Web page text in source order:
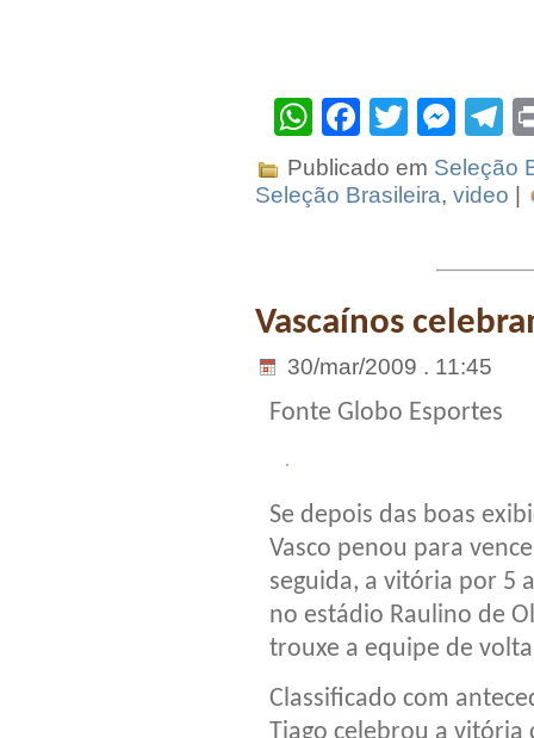
WhatsApp
Facebook
Twitter
Publicado em Seleção
Seleção Brasileira, video
Vascaínos
30/mar/2009 . 11:45
Fonte Globo Esportes
Se depois das boas
Vasco penou para
seguida, a vitória por 5
no estádio Raulino de
trouxe a equipe de
Classificado com